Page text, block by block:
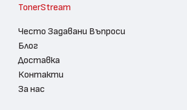
TonerStream
Често Задавани Въпроси
Блог
Доставка
Контакти
За нас